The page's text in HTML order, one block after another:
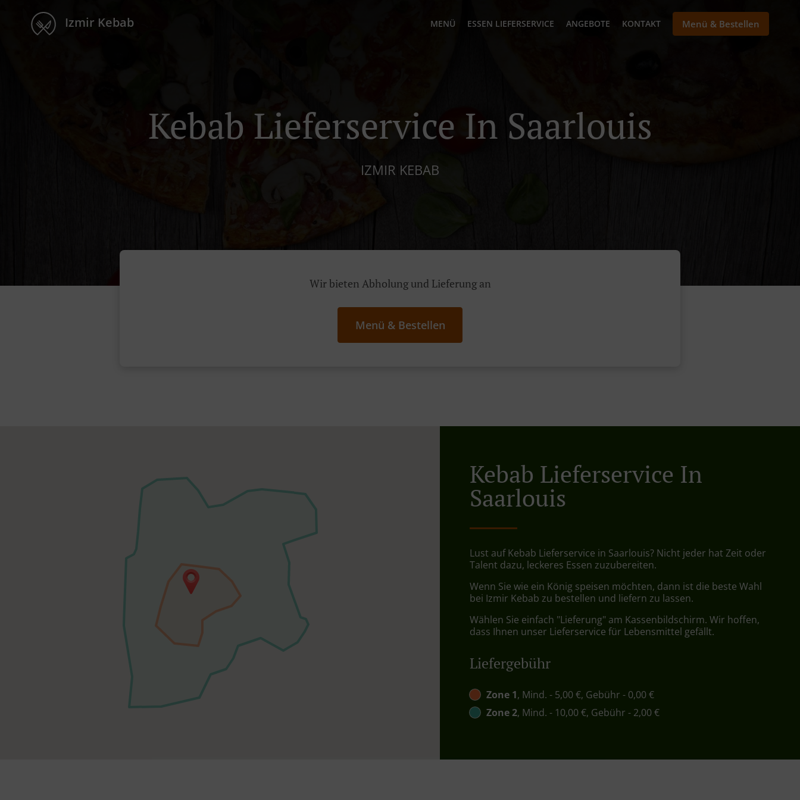
Izmir Kebab MENÜ ESSEN LIEFERSERVICE ANGEBOTE KONTAKT Menü & Bestellen
Kebab Lieferservice In Saarlouis
IZMIR KEBAB
Wir bieten Abholung und Lieferung an
Menü & Bestellen
Kebab Lieferservice In
Saarlouis
Lust auf Kebab Lieferservice in Saarlouis? Nicht jeder hat Zeit oder
Talent dazu, leckeres Essen zuzubereiten.
Wenn Sie wie ein König speisen möchten, dann ist die beste Wahl
bei Izmir Kebab zu bestellen und liefern zu lassen.
Wählen Sie einfach "Lieferung" am Kassenbildschirm. Wir hoffen,
dass Ihnen unser Lieferservice für Lebensmittel gefällt.
Liefergebühr
Zone 1, Mind. - 5,00 €, Gebühr - 0,00 €
Zone 2, Mind. - 10,00 €, Gebühr - 2,00 €